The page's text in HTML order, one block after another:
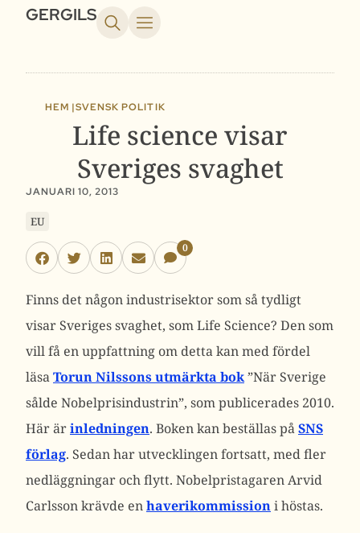
GERGILS
HEM |SVENSK POLITIK
Life science visar
Sveriges svaghet
JANUARI 10, 2013
EU
0
Finns det någon industrisektor som så tydligt
visar Sveriges svaghet, som Life Science? Den som
vill få en uppfattning om detta kan med fördel
läsaTorun Nilssons utmärkta bok”När Sverige
sålde Nobelprisindustrin”, som publicerades 2010.
Här ärinledningen. Boken kan beställas påSNS
förlag. Sedan har utvecklingen fortsatt, med fler
nedläggningar och flytt. Nobelpristagaren Arvid
Carlsson krävde enhaverikommissioni höstas.